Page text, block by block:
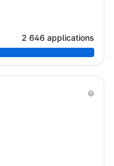
2 646 applications